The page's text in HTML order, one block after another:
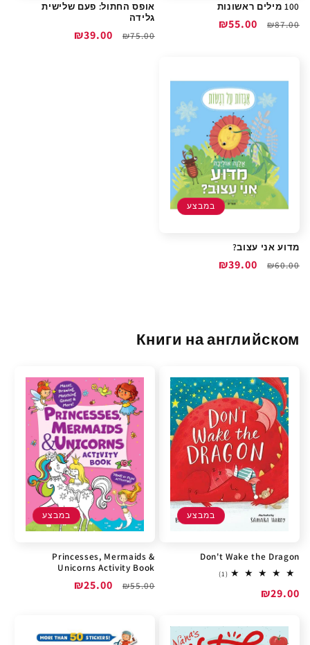
100 מילים ראשונות
מחיר
₪87.00
מחיר
₪55.00
אופס החתול: פעם שלישית
גלידה
מחיר
₪75.00
מחיר
₪39.00
במבצע
מדוע אני עצוב?
מחיר
₪60.00
מחיר
₪39.00
Книги на английском
במבצע
Don't Wake the Dragon
(1)
1
מחיר
₪29.00
במבצע
Princesses, Mermaids &
Unicorns Activity Book
מחיר
₪55.00
מחיר
₪25.00